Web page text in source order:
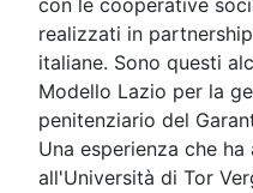
con le cooperative
realizzati in
italiane. Sono questi
Modello Lazio per la
penitenziario del
Una esperienza che
all'Università di Tor